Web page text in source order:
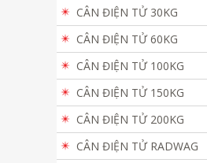
CÂN ĐIỆN TỬ 30KG
CÂN ĐIỆN TỬ 60KG
CÂN ĐIỆN TỬ 100KG
CÂN ĐIỆN TỬ 150KG
CÂN ĐIỆN TỬ 200KG
CÂN ĐIỆN TỬ RADWAG